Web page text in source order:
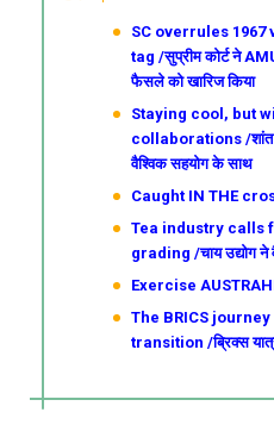
SC overrules 1967
tag /सुप्रीम कोर्ट ने
फैसले को खारिज किया
Staying cool, but
collaborations /शांत
वैश्विक सहयोग के साथ
Caught IN THE
Tea industry calls
grading /चाय उद्योग ने
Exercise
The BRICS
transition /ब्रिक्स